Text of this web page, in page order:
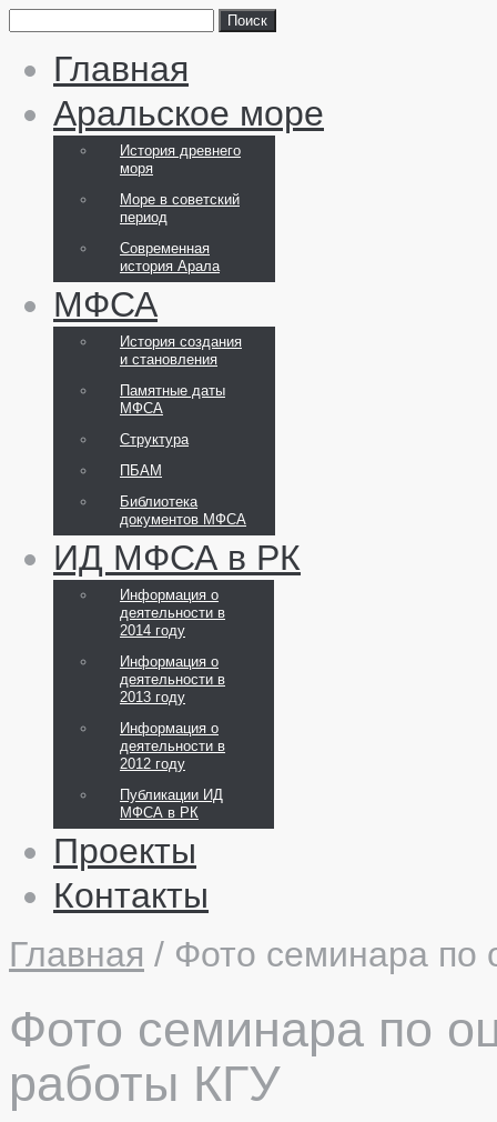
Главная
Аральское море
История древнего
моря
Море в советский
период
Современная
история Арала
МФСА
История создания
и становления
Памятные даты
МФСА
Структура
ПБАМ
Библиотека
документов МФСА
ИД МФСА в РК
Информация о
деятельности в
2014 году
Информация о
деятельности в
2013 году
Информация о
деятельности в
2012 году
Публикации ИД
МФСА в РК
Проекты
Контакты
Главная / Фото семинара по
Фото семинара по
работы КГУ